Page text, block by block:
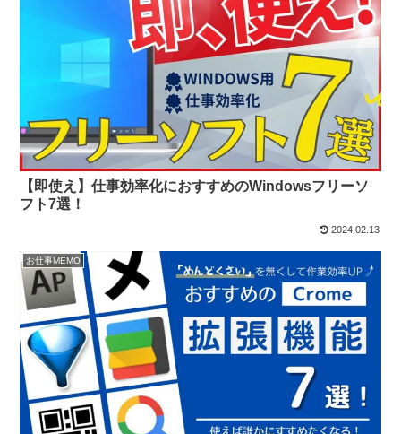
【即使え】仕事効率化におすすめのWindowsフリーソ
フト7選！
2024.02.13
お仕事MEMO